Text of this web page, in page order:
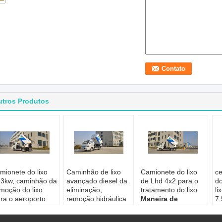
Produtos
do lixo
caminhão da
do lixo
o aeroporto
Caminhão de lixo
avançado diesel da
eliminação,
remoção hidráulica
basculante
Camionete do lixo
de Lhd 4x2 para o
tratamento do lixo
Maneira de
Pelo pedal do